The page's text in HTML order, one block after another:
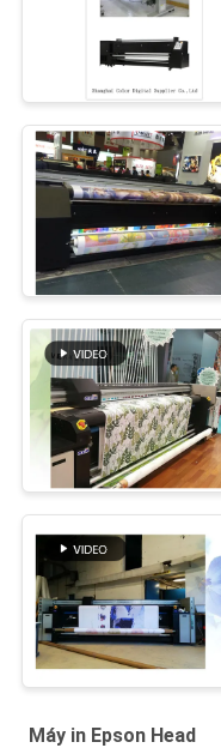
Máy in Epson Head